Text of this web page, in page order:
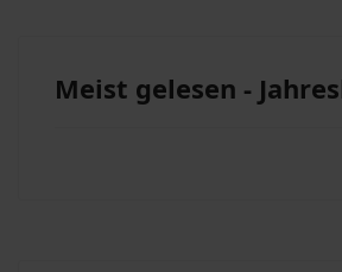
Meist gelesen -